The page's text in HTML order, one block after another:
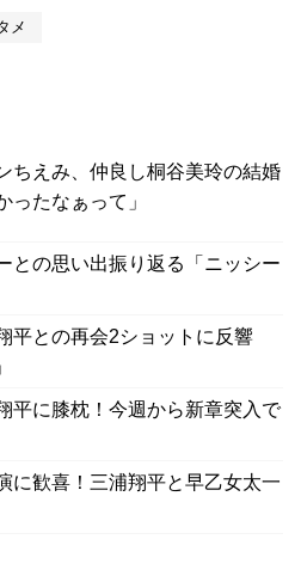
メ
ちえみ、仲良し桐谷美玲の結婚
ったなぁって」
との思い出振り返る「ニッシー
平との再会2ショットに反響
平に膝枕！今週から新章突入で
に歓喜！三浦翔平と早乙女太一